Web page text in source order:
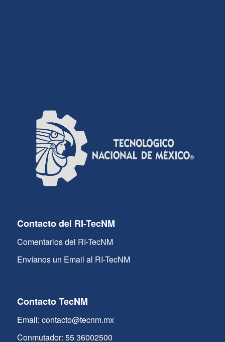
Contacto del RI-TecNM
Comentarios del RI-TecNM
Envíanos un Email al RI-TecNM
Contacto TecNM
Email: contacto@tecnm.mx
Conmutador: 55 36002500